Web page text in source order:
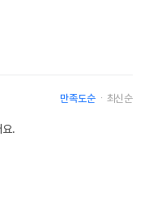
만족도순 최신순
요.